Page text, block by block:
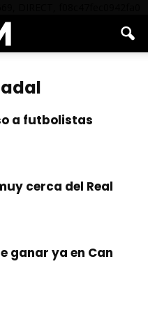
a futbolistas
cerca del Real
ganar ya en Can